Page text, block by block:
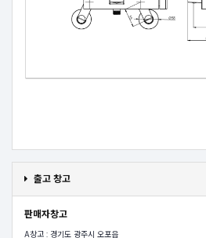
출고 창고
판매자창고
A창고 : 경기도 광주시 오포읍